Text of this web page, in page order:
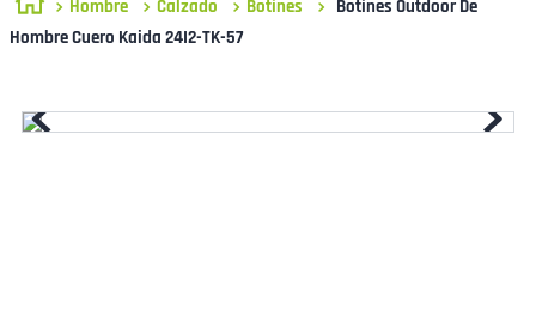
Hombre Calzado Botines
Botines Outdoor De
Hombre Cuero Kaida 24I2-TK-57